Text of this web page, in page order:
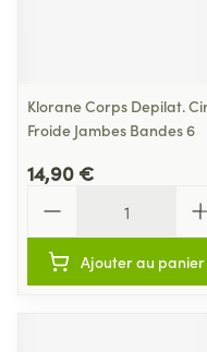
Klorane Corps Depilat.
Froide Jambes Bandes 6
14,90 €
Ajouter au panier